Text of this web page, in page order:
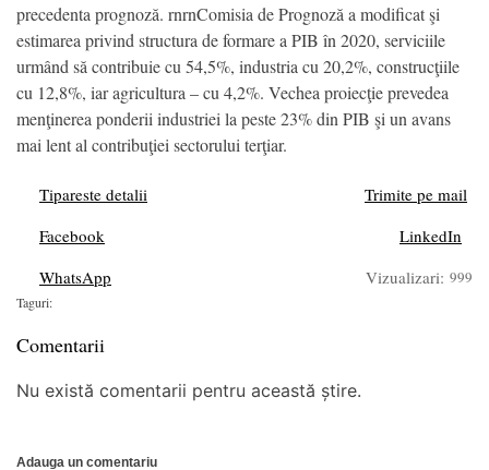
precedenta prognoză. rnrnComisia de Prognoză a modificat şi
estimarea privind structura de formare a PIB în 2020, serviciile
urmând să contribuie cu 54,5%, industria cu 20,2%, construcţiile
cu 12,8%, iar agricultura – cu 4,2%. Vechea proiecţie prevedea
menţinerea ponderii industriei la peste 23% din PIB şi un avans
mai lent al contribuţiei sectorului terţiar.
Tipareste detalii
Trimite pe mail
Facebook
LinkedIn
WhatsApp
Vizualizari: 999
Taguri:
Comentarii
Nu există comentarii pentru această știre.
Adauga un comentariu